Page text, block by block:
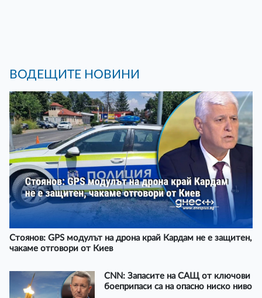
ВОДЕЩИТЕ НОВИНИ
Стоянов: GPS модулът на дрона край Кардам не е защитен,
чакаме отговори от Киев
CNN: Запасите на САЩ от ключови
боеприпаси са на опасно ниско ниво